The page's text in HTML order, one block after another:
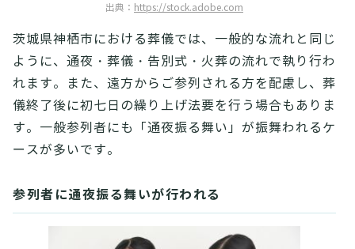
出典： https://stock.adobe.com
茨城県神栖市における葬儀では、一般的な流れと同じ
ように、通夜・葬儀・告別式・火葬の流れで執り行わ
れます。また、遠方からご参列される方を配慮し、葬
儀終了後に初七日の繰り上げ法要を行う場合もありま
す。一般参列者にも「通夜振る舞い」が振舞われるケ
ースが多いです。
参列者に通夜振る舞いが行われる